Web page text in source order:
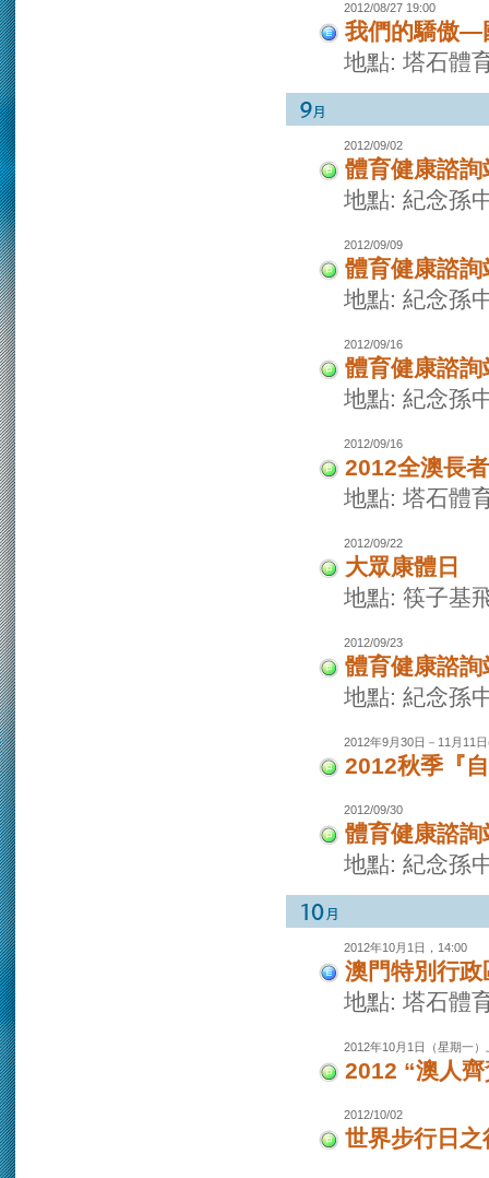
2012/08/27 19:00
我們的驕傲—
地點: 塔石體
2012/09/02
體育健康諮詢
地點: 紀念孫
2012/09/09
體育健康諮詢
地點: 紀念孫
2012/09/16
體育健康諮詢
地點: 紀念孫
2012/09/16
2012全澳長
地點: 塔石體
2012/09/22
大眾康體日
地點: 筷子基
2012/09/23
體育健康諮詢
地點: 紀念孫
2012年9月30日－11月11
2012秋季『
2012/09/30
體育健康諮詢
地點: 紀念孫
2012年10月1日，14:00
澳門特別行
地點: 塔石體
2012年10月1日（星期一）
2012 “澳人
2012/10/02
世界步行日之